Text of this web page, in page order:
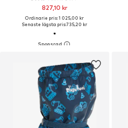
827,10 kr
Ordinarie pris: 1 025,00 kr
Senaste lägsta pris:735,20 kr